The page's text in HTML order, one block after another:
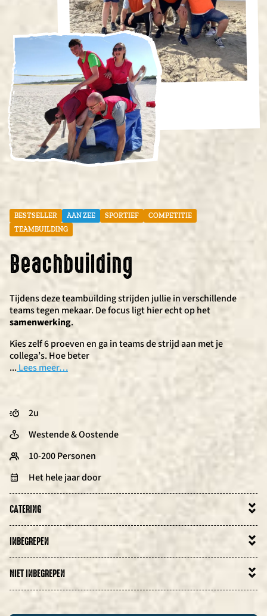
BESTSELLER AAN ZEE SPORTIEF
COMPETITIE
TEAMBUILDING
Beachbuilding
Tijdens deze teambuilding strijden jullie in verschillende
teams tegen mekaar. De focus ligt hier echt op het
samenwerking.
Kies zelf 6 proeven en ga in teams de strijd aan met je
collega’s. Hoe beter
... Lees meer…
2u
Westende & Oostende
10-200 Personen
Het hele jaar door
CATERING
INBEGREPEN
NIET INBEGREPEN